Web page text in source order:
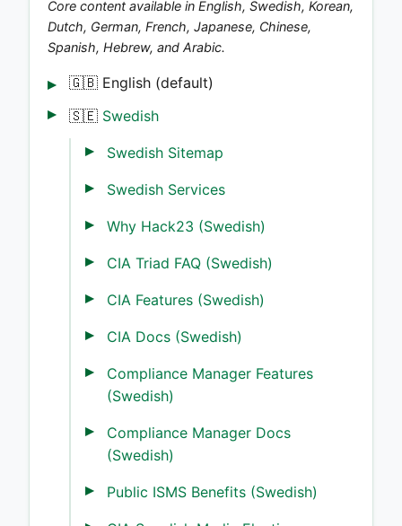
Core content available in English, Swedish, Korean,
Dutch, German, French, Japanese, Chinese,
Spanish, Hebrew, and Arabic.
🇬🇧 English (default)
🇸🇪 Swedish
Swedish Sitemap
Swedish Services
Why Hack23 (Swedish)
CIA Triad FAQ (Swedish)
CIA Features (Swedish)
CIA Docs (Swedish)
Compliance Manager Features
(Swedish)
Compliance Manager Docs
(Swedish)
Public ISMS Benefits (Swedish)